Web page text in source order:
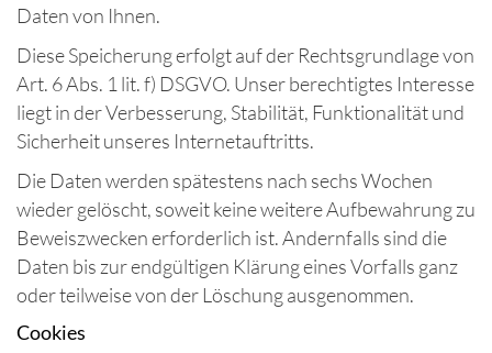
Daten von Ihnen.
Diese Speicherung erfolgt auf der Rechtsgrundlage von
Art. 6 Abs. 1 lit. f) DSGVO. Unser berechtigtes Interesse
liegt in der Verbesserung, Stabilität, Funktionalität und
Sicherheit unseres Internetauftritts.
Die Daten werden spätestens nach sechs Wochen
wieder gelöscht, soweit keine weitere Aufbewahrung zu
Beweiszwecken erforderlich ist. Andernfalls sind die
Daten bis zur endgültigen Klärung eines Vorfalls ganz
oder teilweise von der Löschung ausgenommen.
Cookies